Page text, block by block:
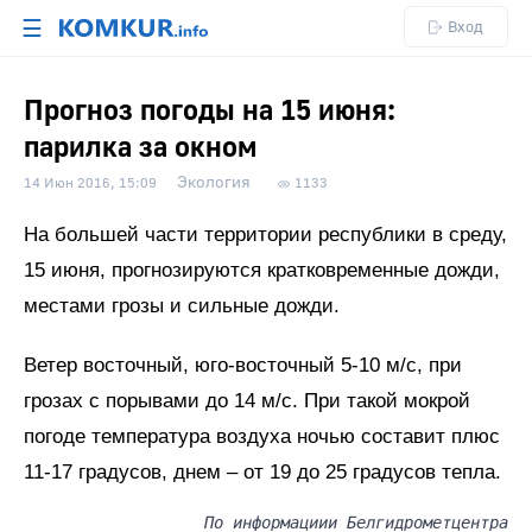
☰ Вход
Прогноз погоды на 15 июня:
парилка за окном
14 Июн 2016, 15:09 Экология 1133
На большей части территории республики в среду,
15 июня, прогнозируются кратковременные дожди,
местами грозы и сильные дожди.
Ветер восточный, юго-восточный 5-10 м/с, при
грозах с порывами до 14 м/с. При такой мокрой
погоде температура воздуха ночью составит плюс
11-17 градусов, днем – от 19 до 25 градусов тепла.
По информациии Белгидрометцентра